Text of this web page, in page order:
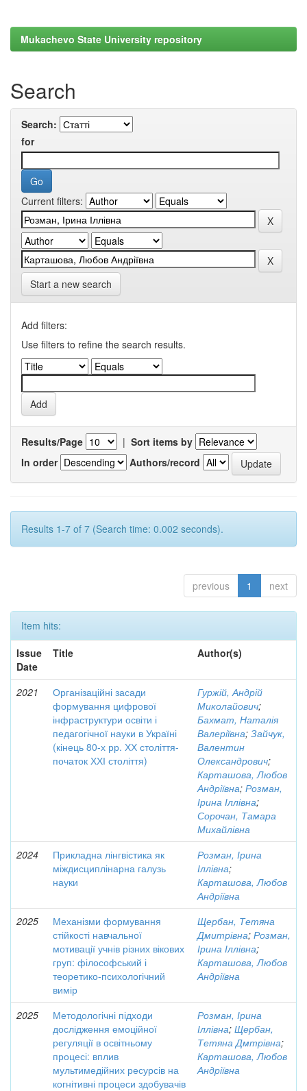
Mukachevo State University repository
Search
Search:
for
Current filters:
Start a new search
Add filters:
Use filters to refine the search results.
Results/Page | Sort items by
In order
Authors/record
Results 1-7 of 7 (Search time: 0.002 seconds).
previous 1 next
Item hits:
Issue
Date
Title Author(s)
2021
Організаційні засади
формування цифрової
інфраструктури освіти і
педагогічної науки в Україні
(кінець 80-х рр. ХХ століття-
початок ХХІ століття)
Гуржій, Андрій
Миколайович;
Бахмат, Наталія
Валеріївна; Зайчук,
Валентин
Олександрович;
Карташова, Любов
Андріївна; Розман,
Ірина Іллівна;
Сорочан, Тамара
Михайлівна
2024
Прикладна лінгвістика як
міждисциплінарна галузь
науки
Розман, Ірина
Іллівна;
Карташова, Любов
Андріївна
2025
Механізми формування
стійкості навчальної
мотивації учнів різних вікових
груп: філософський і
теоретико-психологічний
вимір
Щербан, Тетяна
Дмитрівна; Розман,
Ірина Іллівна;
Карташова, Любов
Андріївна
2025
Методологічні підходи
дослідження емоційної
регуляції в освітньому
процесі: вплив
мультимедійних ресурсів на
когнітивні процеси здобувачів
Розман, Ірина
Іллівна; Щербан,
Тетяна Дмтрівна;
Карташова, Любов
Андріївна